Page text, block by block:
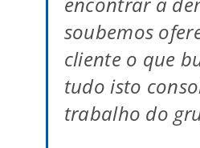
soubemos
cliente o que
tudo isto
trabalho do